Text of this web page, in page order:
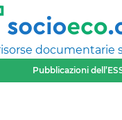
documentarie
Pubblicazioni